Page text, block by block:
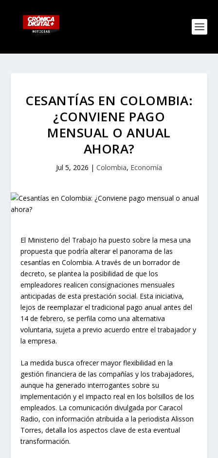
CESANTÍAS EN COLOMBIA:
¿CONVIENE PAGO
MENSUAL O ANUAL
AHORA?
Jul 5, 2026 | Colombia, Economía
El Ministerio del Trabajo ha puesto sobre la mesa una
propuesta que podría alterar el panorama de las
cesantías en Colombia. A través de un borrador de
decreto, se plantea la posibilidad de que los
empleadores realicen consignaciones mensuales
anticipadas de esta prestación social. Esta iniciativa,
lejos de reemplazar el tradicional pago anual antes del
14 de febrero, se perfila como una alternativa
voluntaria, sujeta a previo acuerdo entre el trabajador y
la empresa.
La medida busca ofrecer mayor flexibilidad en la
gestión financiera de las compañías y los trabajadores,
aunque ha generado interrogantes sobre su
implementación y el impacto real en los bolsillos de los
empleados. La comunicación divulgada por Caracol
Radio, con información atribuida a la periodista Alisson
Torres, detalla los aspectos clave de esta eventual
transformación.